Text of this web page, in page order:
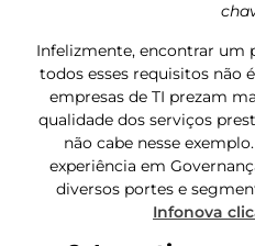
Infelizmente, encontrar um
todos esses requisitos não
empresas de TI prezam
qualidade dos serviços
não cabe nesse
experiência em
diversos portes e
Infonova